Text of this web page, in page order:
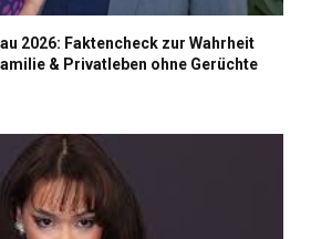
2026: Faktencheck zur Wahrheit
& Privatleben ohne Gerüchte